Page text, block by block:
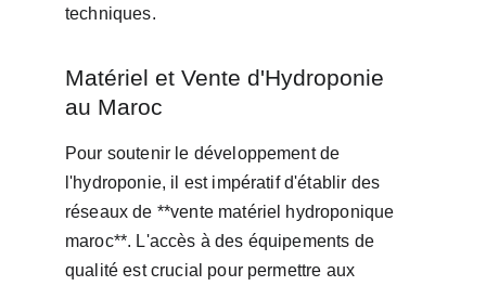
techniques.
Matériel et Vente d'Hydroponie
au Maroc
Pour soutenir le développement de
l'hydroponie, il est impératif d'établir des
réseaux de **vente matériel hydroponique
maroc**. L'accès à des équipements de
qualité est crucial pour permettre aux